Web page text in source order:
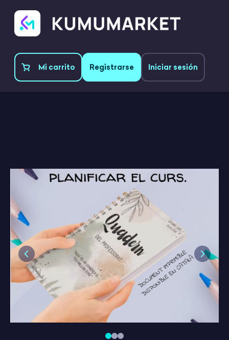
Mi carrito Registrarse Iniciar sesión
Previous Next